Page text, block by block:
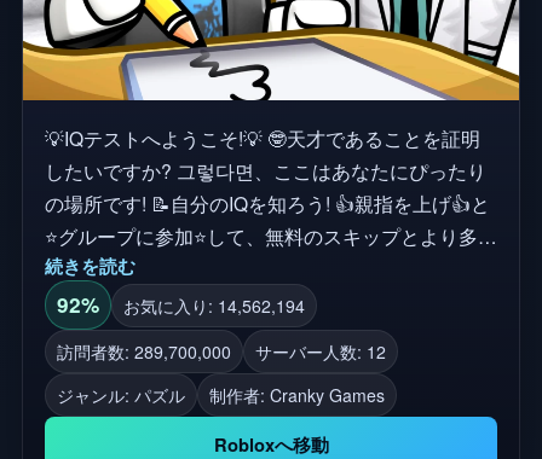
💡IQテストへようこそ!💡 🤓天才であることを証明
したいですか? 그렇다면、ここはあなたにぴったり
の場所です! 📝自分のIQを知ろう! 👍親指を上げ👍と
⭐グループに参加⭐して、無料のスキップとより多く
のアップデートを見たい場合は、参加してください!
[フロアコード:5072]
続きを読む
92%
お気に入り: 14,562,194
訪問者数: 289,700,000
サーバー人数: 12
ジャンル: パズル
制作者: Cranky Games
Robloxへ移動